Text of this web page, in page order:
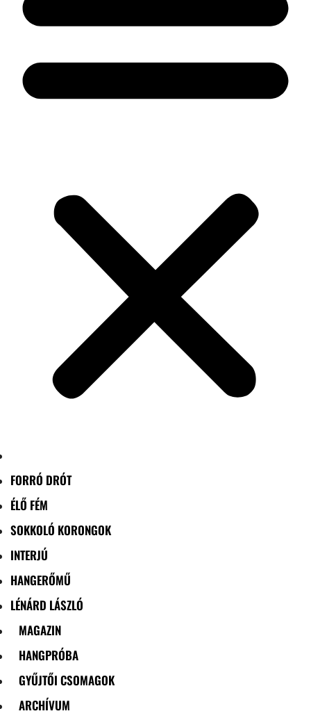
FORRÓ DRÓT
ÉLŐ FÉM
SOKKOLÓ KORONGOK
INTERJÚ
HANGERŐMŰ
LÉNÁRD LÁSZLÓ
MAGAZIN
HANGPRÓBA
GYŰJTŐI CSOMAGOK
ARCHÍVUM